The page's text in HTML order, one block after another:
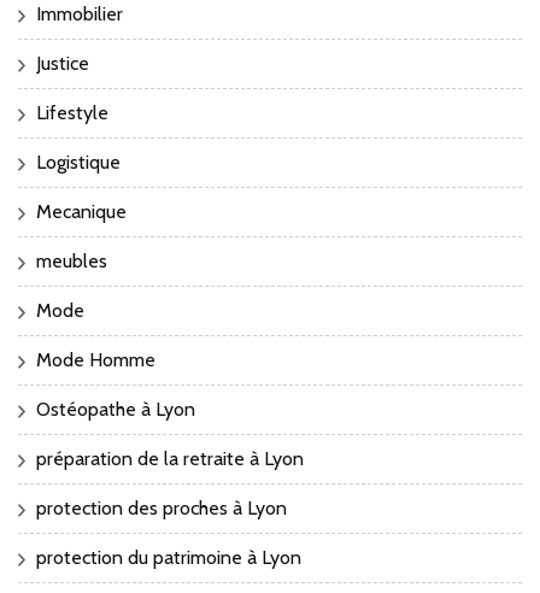
Immobilier
Justice
Lifestyle
Logistique
Mecanique
meubles
Mode
Mode Homme
Ostéopathe à Lyon
préparation de la retraite à Lyon
protection des proches à Lyon
protection du patrimoine à Lyon